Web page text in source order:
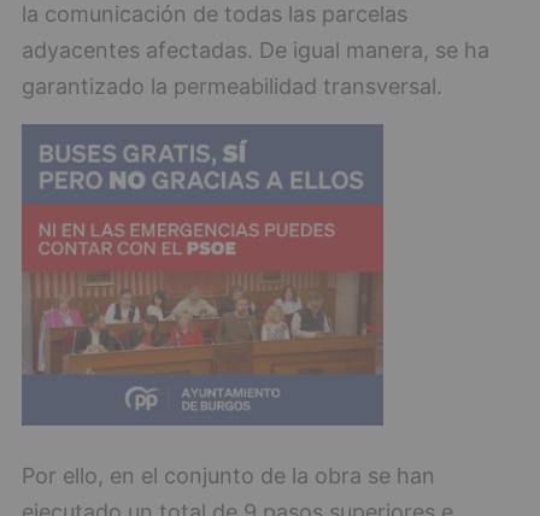
la comunicación de todas las parcelas
adyacentes afectadas. De igual manera, se ha
garantizado la permeabilidad transversal.
Por ello, en el conjunto de la obra se han